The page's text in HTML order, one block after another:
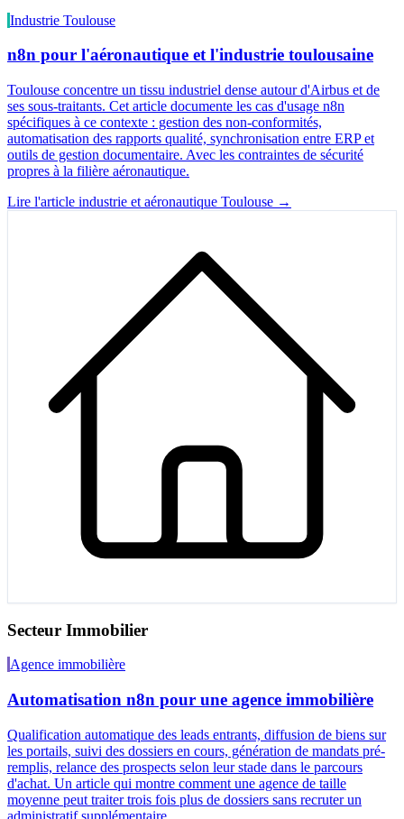
Industrie Toulouse
n8n pour l'aéronautique et l'industrie toulousaine
Toulouse concentre un tissu industriel dense autour d'Airbus et de
ses sous-traitants. Cet article documente les cas d'usage n8n
spécifiques à ce contexte : gestion des non-conformités,
automatisation des rapports qualité, synchronisation entre ERP et
outils de gestion documentaire. Avec les contraintes de sécurité
propres à la filière aéronautique.
Lire l'article industrie et aéronautique Toulouse →
Secteur Immobilier
Agence immobilière
Automatisation n8n pour une agence immobilière
Qualification automatique des leads entrants, diffusion de biens sur
les portails, suivi des dossiers en cours, génération de mandats pré-
remplis, relance des prospects selon leur stade dans le parcours
d'achat. Un article qui montre comment une agence de taille
moyenne peut traiter trois fois plus de dossiers sans recruter un
administratif supplémentaire.